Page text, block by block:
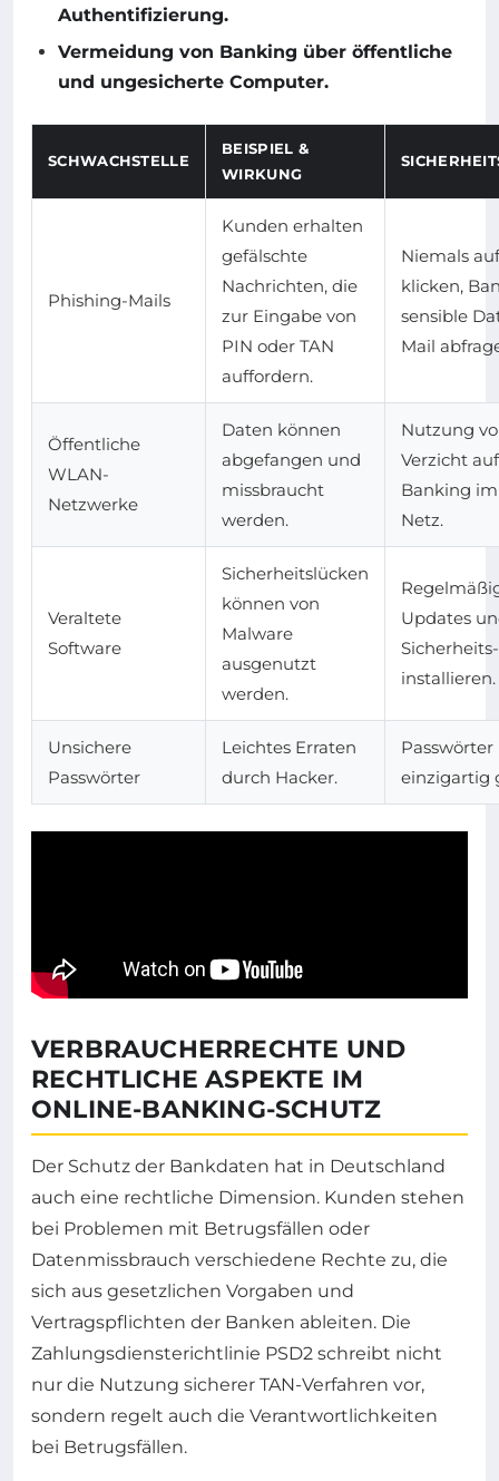
Authentifizierung.
Vermeidung von Banking über öffentliche
und ungesicherte Computer.
SCHWACHSTELLE
BEISPIEL &
WIRKUNG
Phishing-Mails
Kunden erhalten
gefälschte
Nachrichten, die
zur Eingabe von
PIN oder TAN
auffordern.
Niemals
klicken,
sensible
Mail
Öffentliche
WLAN-
Netzwerke
Daten können
abgefangen und
missbraucht
werden.
Nutzung
Verzicht
Banking
Netz.
Veraltete
Software
Sicherheitslücken
können von
Malware
ausgenutzt
werden.
Updates
installieren.
Unsichere
Passwörter
Leichtes Erraten
durch Hacker.
einzigartig
VERBRAUCHERRECHTE UND
RECHTLICHE ASPEKTE IM
ONLINE-BANKING-SCHUTZ
Der Schutz der Bankdaten hat in Deutschland
auch eine rechtliche Dimension. Kunden stehen
bei Problemen mit Betrugsfällen oder
Datenmissbrauch verschiedene Rechte zu, die
sich aus gesetzlichen Vorgaben und
Vertragspflichten der Banken ableiten. Die
Zahlungsdiensterichtlinie PSD2 schreibt nicht
nur die Nutzung sicherer TAN-Verfahren vor,
sondern regelt auch die Verantwortlichkeiten
bei Betrugsfällen.